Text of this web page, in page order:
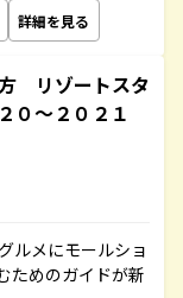
詳細を見る
リゾートスタ
～２０２１
ルメにモールショ
ためのガイドが新